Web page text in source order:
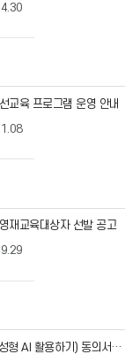
교육 프로그램 운영 안내
재교육대상자 선발 공고
2025 레인보우 디지털 공유학교 하반기 프로그램(생성형 AI 활용하기) 동의서 양식